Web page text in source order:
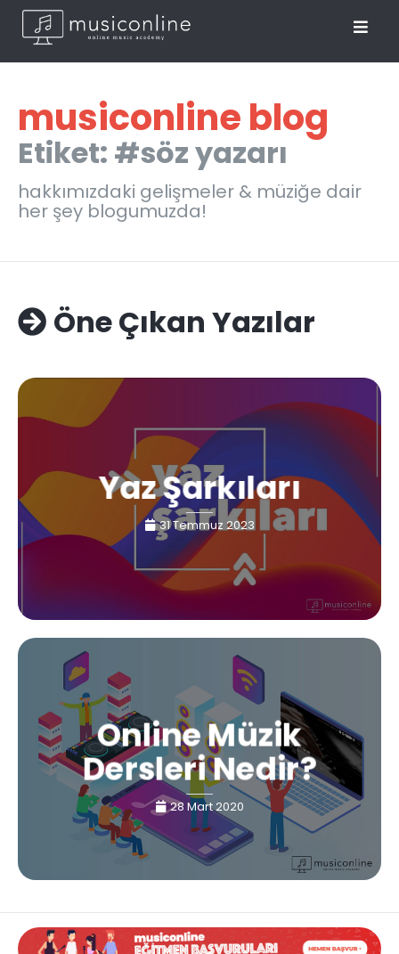
musiconline blog
Etiket: #söz yazarı
hakkımızdaki gelişmeler & müziğe dair
her şey blogumuzda!
Öne Çıkan Yazılar
Yaz Şarkıları
31 Temmuz 2023
Online Müzik
Dersleri Nedir?
28 Mart 2020